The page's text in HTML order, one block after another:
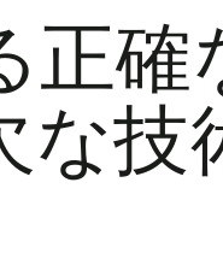
正確
な技